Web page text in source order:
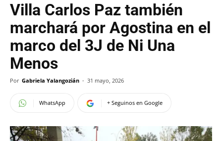
Villa Carlos Paz también
marchará por Agostina en el
marco del 3J de Ni Una
Menos
Por Gabriela Yalangozián - 31 mayo, 2026
WhatsApp + Seguinos en Google